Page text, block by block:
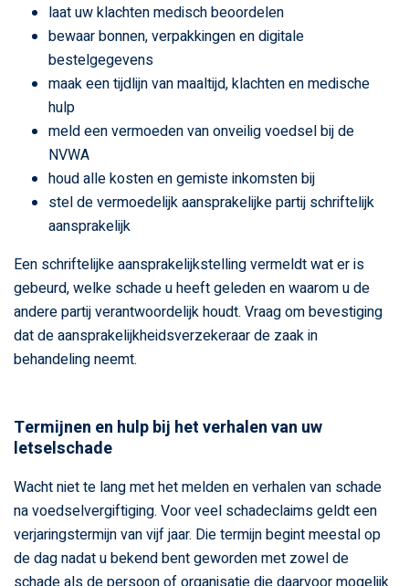
laat uw klachten medisch beoordelen
bewaar bonnen, verpakkingen en digitale
bestelgegevens
maak een tijdlijn van maaltijd, klachten en medische
hulp
meld een vermoeden van onveilig voedsel bij de
NVWA
houd alle kosten en gemiste inkomsten bij
stel de vermoedelijk aansprakelijke partij schriftelijk
aansprakelijk
Een schriftelijke aansprakelijkstelling vermeldt wat er is
gebeurd, welke schade u heeft geleden en waarom u de
andere partij verantwoordelijk houdt. Vraag om bevestiging
dat de aansprakelijkheidsverzekeraar de zaak in
behandeling neemt.
Termijnen en hulp bij het verhalen van uw
letselschade
Wacht niet te lang met het melden en verhalen van schade
na voedselvergiftiging. Voor veel schadeclaims geldt een
verjaringstermijn van vijf jaar. Die termijn begint meestal op
de dag nadat u bekend bent geworden met zowel de